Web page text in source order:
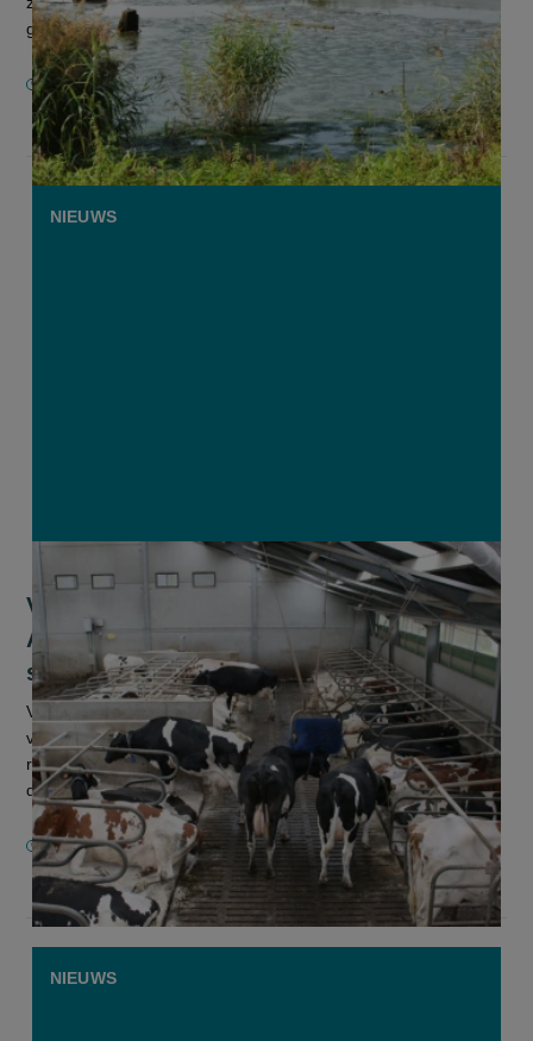
goedgekeur...
12 MAART 2026
Vlaams Belang dient motie in om
Antwerpse deputatie tot herziening
stikstofregel aan te zetten
Vlaams Belang gaat een motie indienen tegen de beslissing
van de Antwerpse deputatie over de interpretatie van de
regelgeving rond de tijdelijke buitengebruikstelling van
dierplaatsen, om de...
10 MAART 2026
NIEUWS
NIEUWS